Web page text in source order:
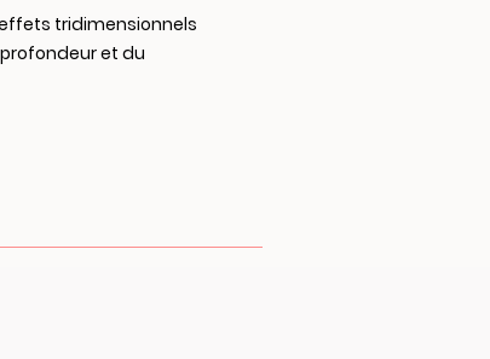
tridimensionnels
profondeur et du